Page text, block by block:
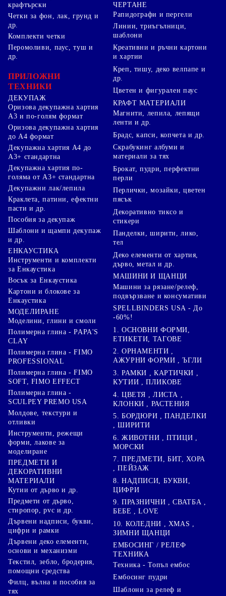
крафтърски
Четки за фон, лак, грунд и
др.
Комплекти четки
ЧЕРТАНЕ
Рапидографи и пергели
Линии, триъгълници,
шаблони
Перомоливи, паус, туш и
др.
ПРИЛОЖНИ
ТЕХНИКИ
ДЕКУПАЖ
Оризова декупажна хартия
А3 и по-голям формат
Оризова декупажна хартия
до А4 формат
Декупажна хартия А4 до
А3+ стандартна
Декупажна хартия по-
голяма от А3+ стандартна
Декупажни лак/лепила
Краклета, патини, ефектни
пасти и др.
Пособия за декупаж
Шаблони и щампи декупаж
и др.
ЕНКАУСТИКА
Инструменти и комплекти
за Енкаустика
Восък за Енкаустика
Картони и блокове за
Енкаустика
МОДЕЛИРАНЕ
Моделини, глини и смоли
Полимерна глина - PAPA'S
CLAY
Полимерна глина - FIMO
PROFESSIONAL
Полимерна глина - FIMO
SOFT, FIMO EFFECT
Полимерна глина -
SCULPEY PREMO USA
Молдове, текстури и
отливки
Инструменти, режещи
форми, лакове за
моделиране
ПРЕДМЕТИ И
ДЕКОРАТИВНИ
МАТЕРИАЛИ
Кутии от дърво и др.
Предмети от дърво,
стиропор, pvc и др.
Дървени надписи, букви,
цифри и рамки
Дървени деко елементи,
основи и механизми
Текстил, зебло, бродерия,
помощни средства
Филц, вълна и пособия за
тях
Креативни и ръчни картони
и хартии
Креп, тишу, деко велпапе и
др.
Цветен и фигурален паус
КРАФТ МАТЕРИАЛИ
Магнити, лепила, лепящи
ленти и др.
Брадс, капси, копчета и др.
Скрабукинг албуми и
материали за тях
Брокат, пудри, перфектни
перли
Перлички, мозайки, цветен
пясък
Декоративно тиксо и
стикери
Панделки, ширити, лико,
тел
Деко елементи от хартия,
дърво, метал и др.
МАШИНИ И ЩАНЦИ
Машини за рязане/релеф,
подвързване и консумативи
SPELLBINDERS USA - До
-60%!
1. ОСНОВНИ ФОРМИ,
ЕТИКЕТИ, ТАГОВЕ
2. ОРНАМЕНТИ ,
АЖУРНИ ФОРМИ , ЪГЛИ
3. РАМКИ , КАРТИЧКИ ,
КУТИИ , ПЛИКОВЕ
4. ЦВЕТЯ , ЛИСТА ,
КЛОНКИ , РАСТЕНИЯ
5. БОРДЮРИ , ПАНДЕЛКИ
, ШИРИТИ
6. ЖИВОТНИ , ПТИЦИ ,
МОРСКИ
7. ПРЕДМЕТИ, БИТ, ХОРА
, ПЕЙЗАЖ
8. НАДПИСИ, БУКВИ,
ЦИФРИ
9. ПРАЗНИЧНИ , СВАТБА ,
БЕБЕ , LOVE
10. КОЛЕДНИ , XMAS ,
ЗИМНИ ЩАНЦИ
ЕМБОСИНГ / РЕЛЕФ
ТЕХНИКА
Техника - Топъл ембос
Ембосинг пудри
Шаблони за релеф и